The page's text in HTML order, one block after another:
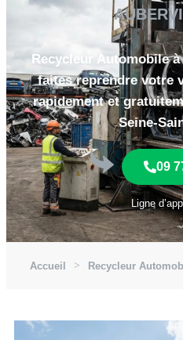
Recycleur Automobile
faites reprendre votre
rapidement et
Seine-
09
Ligne
Accueil Recycleur